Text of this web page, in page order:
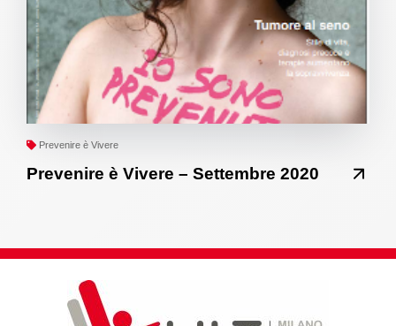
Prevenire è Vivere
Prevenire è Vivere – Settembre 2020